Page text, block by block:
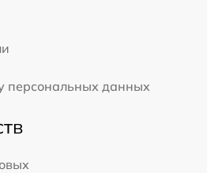
персональных данных